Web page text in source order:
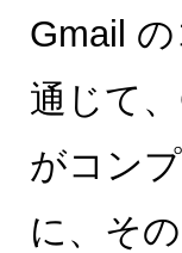
Gmail
通じて
がコン
に、そ